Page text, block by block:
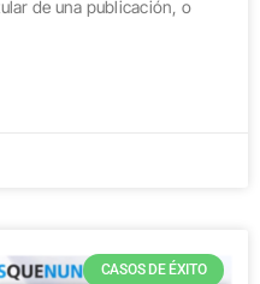
de una publicación, o
CASOS DE ÉXITO